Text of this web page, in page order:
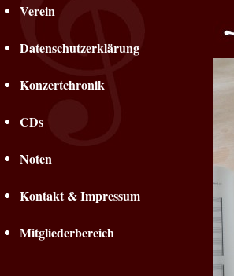
Verein
Datenschutzerklärung
Konzertchronik
CDs
Noten
Kontakt & Impressum
Mitgliederbereich